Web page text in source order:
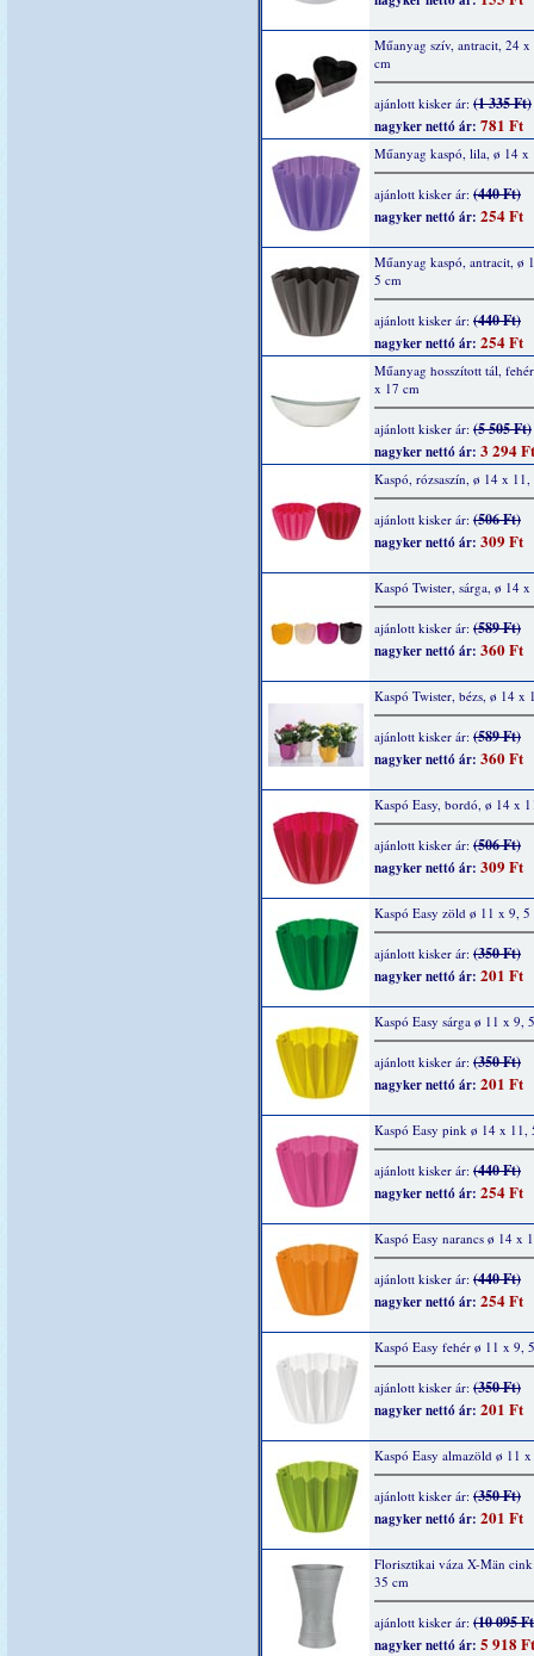
Műanyag szív, antracit, 24
cm
ajánlott kisker ár: (1 335 Ft)
nagyker nettó ár: 781 Ft
Műanyag kaspó, lila, ø 14 x
ajánlott kisker ár: (440 Ft)
nagyker nettó ár: 254 Ft
Műanyag kaspó, antracit, ø
5 cm
ajánlott kisker ár: (440 Ft)
nagyker nettó ár: 254 Ft
Műanyag hosszított tál,
x 17 cm
ajánlott kisker ár: (5 505 Ft)
nagyker nettó ár: 3 294 Ft
Kaspó, rózsaszín, ø 14 x
ajánlott kisker ár: (506 Ft)
nagyker nettó ár: 309 Ft
Kaspó Twister, sárga, ø 14
ajánlott kisker ár: (589 Ft)
nagyker nettó ár: 360 Ft
Kaspó Twister, bézs, ø 14 x
ajánlott kisker ár: (589 Ft)
nagyker nettó ár: 360 Ft
Kaspó Easy, bordó, ø 14 x
ajánlott kisker ár: (506 Ft)
nagyker nettó ár: 309 Ft
Kaspó Easy zöld ø 11 x 9, 5
ajánlott kisker ár: (350 Ft)
nagyker nettó ár: 201 Ft
Kaspó Easy sárga ø 11 x 9,
ajánlott kisker ár: (350 Ft)
nagyker nettó ár: 201 Ft
Kaspó Easy pink ø 14 x 11,
ajánlott kisker ár: (440 Ft)
nagyker nettó ár: 254 Ft
Kaspó Easy narancs ø 14 x
ajánlott kisker ár: (440 Ft)
nagyker nettó ár: 254 Ft
Kaspó Easy fehér ø 11 x 9,
ajánlott kisker ár: (350 Ft)
nagyker nettó ár: 201 Ft
Kaspó Easy almazöld ø 11
ajánlott kisker ár: (350 Ft)
nagyker nettó ár: 201 Ft
Florisztikai váza X-Män
35 cm
ajánlott kisker ár: (10 095
nagyker nettó ár: 5 918 Ft